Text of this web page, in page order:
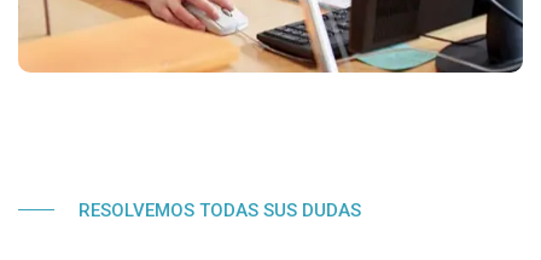
RESOLVEMOS TODAS SUS DUDAS